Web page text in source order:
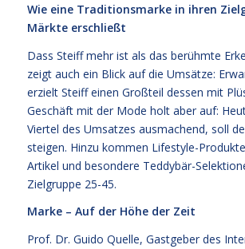
Wie eine Traditionsmarke in ihren
Märkte erschließt
Dass Steiff mehr ist als das berühmte
zeigt auch ein Blick auf die Umsätze:
erzielt Steiff einen Großteil dessen mit
Geschäft mit der Mode holt aber auf:
Viertel des Umsatzes ausmachend, soll
steigen. Hinzu kommen Lifestyle-
Artikel und besondere Teddybär-
Zielgruppe 25-45.
Marke – Auf der Höhe der Zeit
Prof. Dr. Guido Quelle, Gastgeber des